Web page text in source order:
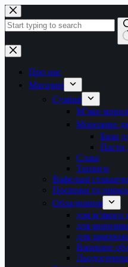
Перейти
до
вмісту
Немає
результатів
Про нас
Магазин
Суміші
М’яке
Морозиво
Бази
Пасти
Слаш
Топінги
Вафельні
Посипки та
Обладнання
для м’якого
для
для
Вживане